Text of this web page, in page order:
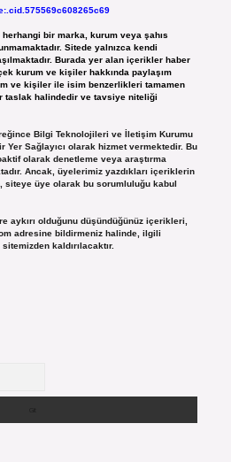
bir marka, kurum veya şahıs
Sitede yalnızca kendi
Burada yer alan içerikler haber
kurum ve kişiler hakkında paylaşım
ve kişiler ile isim benzerlikleri tamamen
taslak halindedir ve tavsiye niteliği
Bilgi Teknolojileri ve İletişim Kurumu
Yer Sağlayıcı olarak hizmet vermektedir. Bu
olarak denetleme veya araştırma
Ancak, üyelerimiz yazdıkları içeriklerin
siteye üye olarak bu sorumluluğu kabul
aykırı olduğunu düşündüğünüz içerikleri,
adresine bildirmeniz halinde, ilgili
kaldırılacaktır.